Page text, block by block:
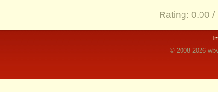
Rating: 0.00 /
© 2008-2026